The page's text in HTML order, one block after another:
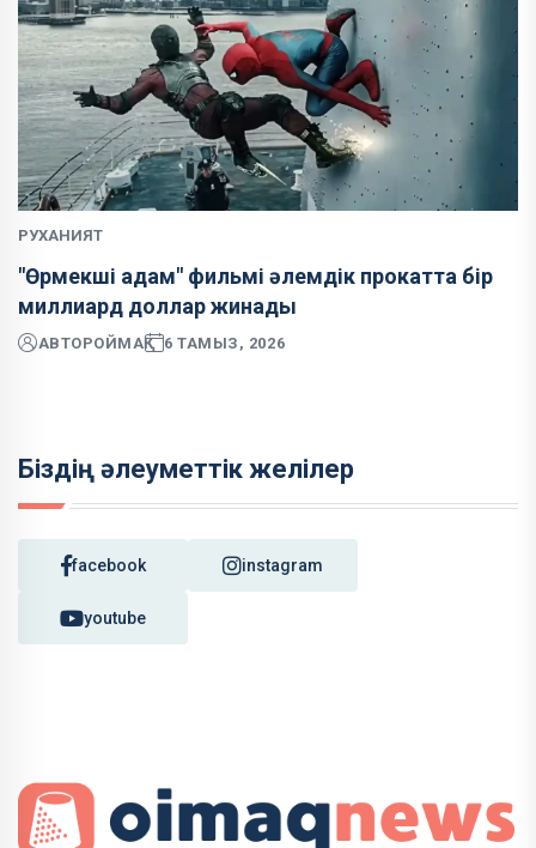
РУХАНИЯТ
"Өрмекші адам" фильмі әлемдік прокатта бір
миллиард доллар жинады
АВТОРОЙМАҚ 6 ТАМЫЗ, 2026
Біздің әлеуметтік желілер
facebook instagram
youtube